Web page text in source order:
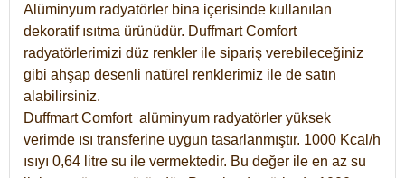
Alüminyum radyatörler bina içerisinde kullanılan
dekoratif ısıtma ürünüdür. Duffmart Comfort
radyatörlerimizi düz renkler ile sipariş verebileceğiniz
gibi ahşap desenli natürel renklerimiz ile de satın
alabilirsiniz.
Duffmart Comfort alüminyum radyatörler yüksek
verimde ısı transferine uygun tasarlanmıştır. 1000 Kcal/h
ısıyı 0,64 litre su ile vermektedir. Bu değer ile en az su